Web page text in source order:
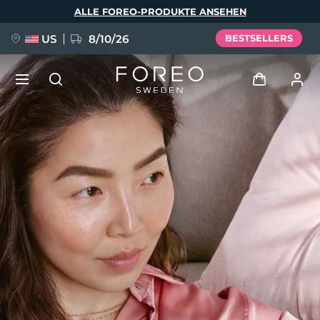
ALLE FOREO-PRODUKTE ANSEHEN
US 8/10/26 BESTSELLERS
Anmelden
Benutzerkonto
Meine Geräte
Meine Bestellungen
Meine Adressen
Meine Abonnements
NEU
FAQ™ Pure Beauty-Tech Elixir
BREAKING NEWS
issa™ Teeth Whitening Set
Sprache
English Deutsch
Español
Français
Italiano
Português
Polski
Svenska
Русский
Türkçe
简体中文 繁體中文